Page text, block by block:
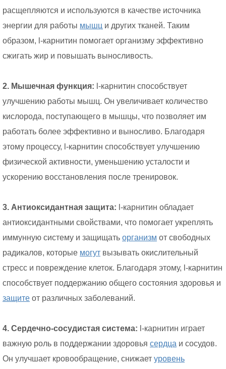
расщепляются и используются в качестве источника
энергии для работы мышц и других тканей. Таким
образом, l-карнитин помогает организму эффективно
сжигать жир и повышать выносливость.
2. Мышечная функция: l-карнитин способствует
улучшению работы мышц. Он увеличивает количество
кислорода, поступающего в мышцы, что позволяет им
работать более эффективно и выносливо. Благодаря
этому процессу, l-карнитин способствует улучшению
физической активности, уменьшению усталости и
ускорению восстановления после тренировок.
3. Антиоксидантная защита: l-карнитин обладает
антиоксидантными свойствами, что помогает укреплять
иммунную систему и защищать организм от свободных
радикалов, которые могут вызывать окислительный
стресс и повреждение клеток. Благодаря этому, l-карнитин
способствует поддержанию общего состояния здоровья и
защите от различных заболеваний.
4. Сердечно-сосудистая система: l-карнитин играет
важную роль в поддержании здоровья сердца и сосудов.
Он улучшает кровообращение, снижает уровень